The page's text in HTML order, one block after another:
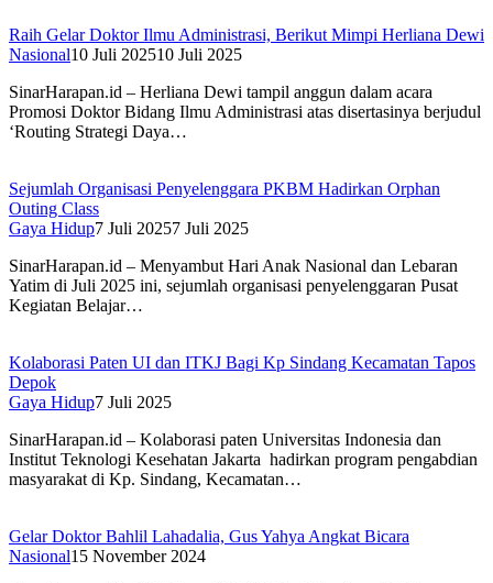
Raih Gelar Doktor Ilmu Administrasi, Berikut Mimpi Herliana Dewi
Nasional10 Juli 202510 Juli 2025
SinarHarapan.id – Herliana Dewi tampil anggun dalam acara
Promosi Doktor Bidang Ilmu Administrasi atas disertasinya berjudul
‘Routing Strategi Daya…
Sejumlah Organisasi Penyelenggara PKBM Hadirkan Orphan
Outing Class
Gaya Hidup7 Juli 20257 Juli 2025
SinarHarapan.id – Menyambut Hari Anak Nasional dan Lebaran
Yatim di Juli 2025 ini, sejumlah organisasi penyelenggaran Pusat
Kegiatan Belajar…
Kolaborasi Paten UI dan ITKJ Bagi Kp Sindang Kecamatan Tapos
Depok
Gaya Hidup7 Juli 2025
SinarHarapan.id – Kolaborasi paten Universitas Indonesia dan
Institut Teknologi Kesehatan Jakarta hadirkan program pengabdian
masyarakat di Kp. Sindang, Kecamatan…
Gelar Doktor Bahlil Lahadalia, Gus Yahya Angkat Bicara
Nasional15 November 2024